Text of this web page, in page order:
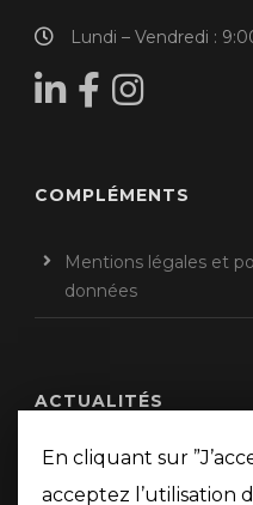
Lundi – Vendredi :
COMPLÉMENTS
Mentions légales et
données
ACTUALITÉS
Impôts 2026 : qu’est-
déclaration de
En cliquant sur
acceptez l’utilisation